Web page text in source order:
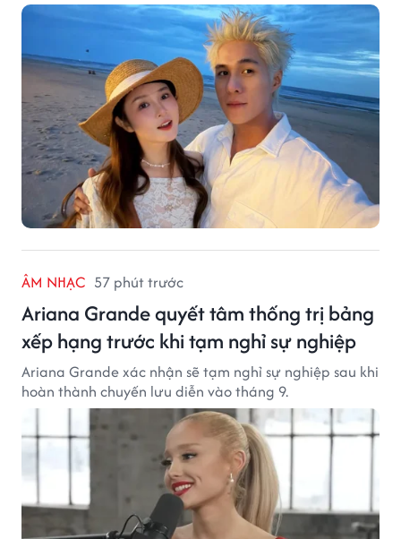
ÂM NHẠC 57 phút trước
Ariana Grande quyết tâm thống trị bảng
xếp hạng trước khi tạm nghỉ sự nghiệp
Ariana Grande xác nhận sẽ tạm nghỉ sự nghiệp sau khi
hoàn thành chuyến lưu diễn vào tháng 9.